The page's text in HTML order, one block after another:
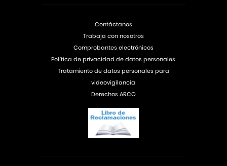
Contáctanos
Trabaja con nosotros
Comprobantes electrónicos
Política de privacidad de datos personales
Tratamiento de datos personales para
videovigilancia
Derechos ARCO